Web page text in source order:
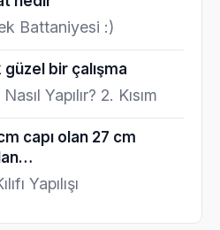
Battaniyesi :)
bir çalışma
Yapılır? 2. Kısım
capı olan 27 cm
Yapılışı